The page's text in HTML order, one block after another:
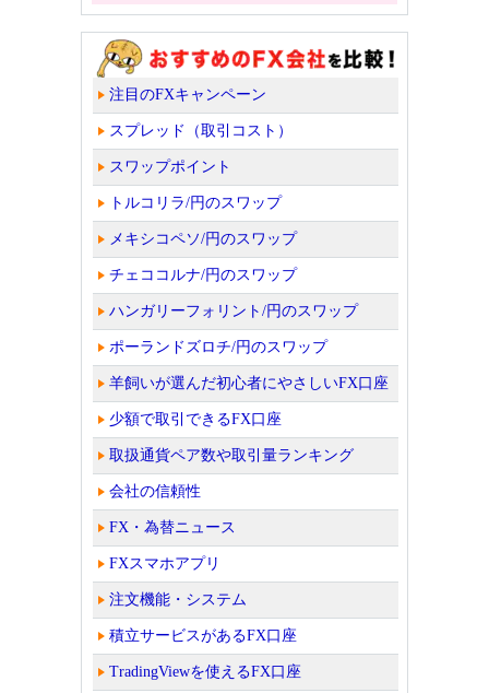
注目のFXキャンペーン
スプレッド（取引コスト）
スワップポイント
トルコリラ/円のスワップ
メキシコペソ/円のスワップ
チェココルナ/円のスワップ
ハンガリーフォリント/円のスワップ
ポーランドズロチ/円のスワップ
羊飼いが選んだ初心者にやさしいFX口座
少額で取引できるFX口座
取扱通貨ペア数や取引量ランキング
会社の信頼性
FX・為替ニュース
FXスマホアプリ
注文機能・システム
積立サービスがあるFX口座
TradingViewを使えるFX口座